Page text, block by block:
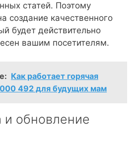
статей. Поэтому
создание качественного
будет действительно
вашим посетителям.
Как работает горячая
492 для будущих мам
обновление